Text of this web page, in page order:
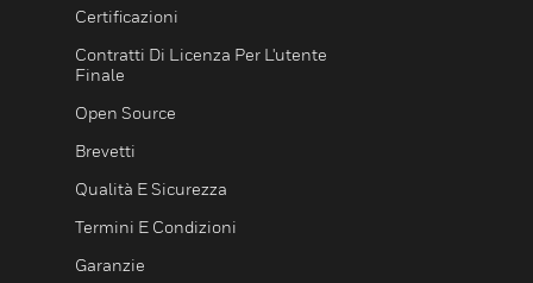
Certificazioni
Contratti Di Licenza Per L'utente
Finale
Open Source
Brevetti
Qualità E Sicurezza
Termini E Condizioni
Garanzie